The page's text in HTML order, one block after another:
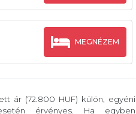
MEGNÉZEM
ár (72.800 HUF) külön, egyéni
érvényes. Ha egyben